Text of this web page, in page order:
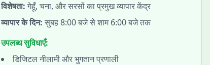
विशेषता: गेहूँ, चना, और सरसों का प्रमुख व्यापार केंद्र
व्यापार के दिन: सुबह 8:00 बजे से शाम 6:00 बजे तक
उपलब्ध सुविधाएँ:
डिजिटल नीलामी और भुगतान प्रणाली